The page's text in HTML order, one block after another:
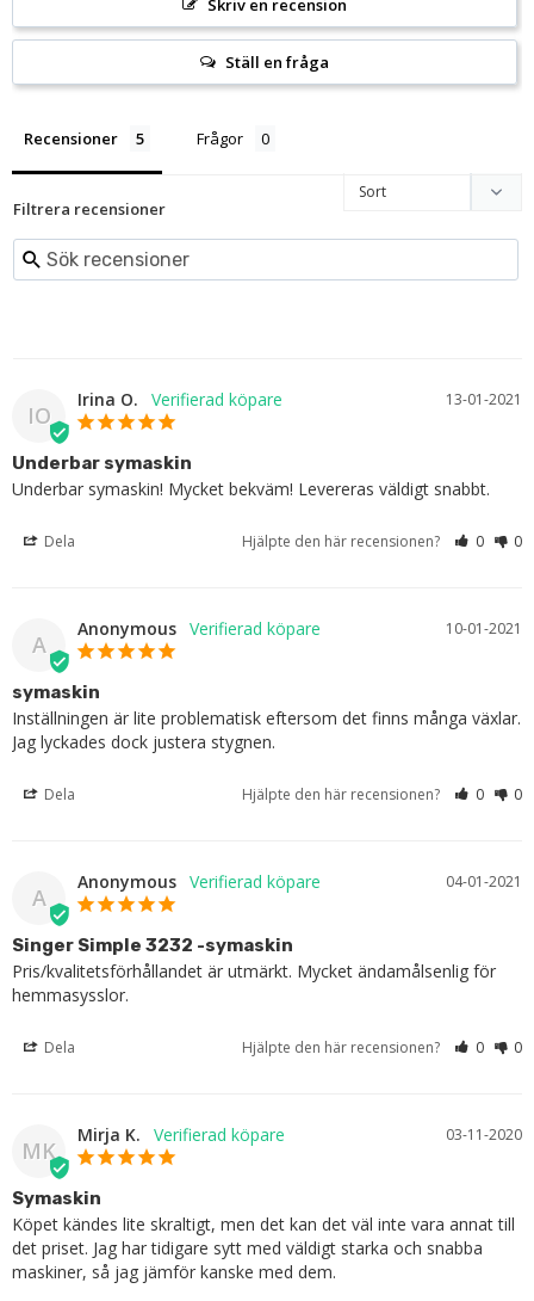
Skriv en recension
Ställ en fråga
Recensioner Frågor
Filtrera recensioner
IO
13-01-2021
Irina O.
Underbar symaskin
Underbar symaskin! Mycket bekväm! Levereras väldigt snabbt.
Dela Hjälpte den här recensionen? 0 0
A
10-01-2021
Anonymous
symaskin
Inställningen är lite problematisk eftersom det finns många växlar.
Jag lyckades dock justera stygnen.
Dela Hjälpte den här recensionen? 0 0
A
04-01-2021
Anonymous
Singer Simple 3232 -symaskin
Pris/kvalitetsförhållandet är utmärkt. Mycket ändamålsenlig för
hemmasysslor.
Dela Hjälpte den här recensionen? 0 0
MK
03-11-2020
Mirja K.
Symaskin
Köpet kändes lite skraltigt, men det kan det väl inte vara annat till
det priset. Jag har tidigare sytt med väldigt starka och snabba
maskiner, så jag jämför kanske med dem.